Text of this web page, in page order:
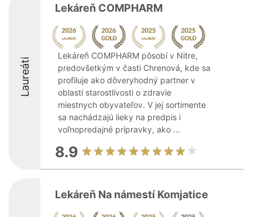
Laureáti
Lekáreň COMPHARM
Lekáreň COMPHARM pôsobí v Nitre,
predovšetkým v časti Chrenová, kde sa
profiluje ako dôveryhodný partner v
oblasti starostlivosti o zdravie
miestnych obyvateľov. V jej sortimente
sa nachádzajú lieky na predpis i
voľnopredajné prípravky, ako ...
8.9
Lekáreň Na námestí Komjatice